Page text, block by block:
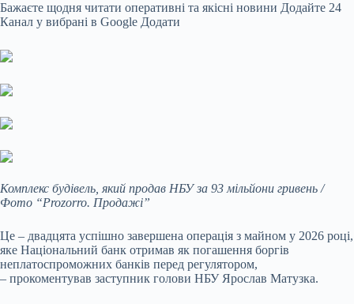
Бажаєте щодня читати оперативні та якісні новини Додайте 24
Канал у вибрані в Google Додати
Комплекс будівель, який продав НБУ за 93 мільйони гривень /
Фото “Prozorro. Продажі”
Це – двадцята успішно завершена операція з майном у 2026 році,
яке Національний банк отримав як погашення боргів
неплатоспроможних банків перед регулятором,
– прокоментував заступник голови НБУ Ярослав Матузка.